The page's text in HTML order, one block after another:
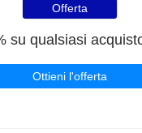
Offerta
su qualsiasi
Ottieni l'offerta